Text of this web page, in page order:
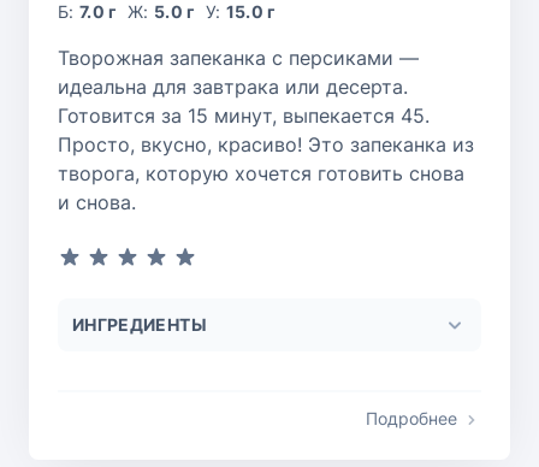
Б:7.0 г Ж: 5.0 г У: 15.0 г
Творожная запеканка с персиками —
идеальна для завтрака или десерта.
Готовится за 15 минут, выпекается 45.
Просто, вкусно, красиво! Это запеканка из
творога, которую хочется готовить снова
и снова.
ИНГРЕДИЕНТЫ
Подробнее